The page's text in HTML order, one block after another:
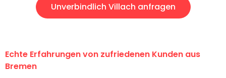
Unverbindlich Villach anfragen
Echte Erfahrungen von zufriedenen Kunden aus
Bremen